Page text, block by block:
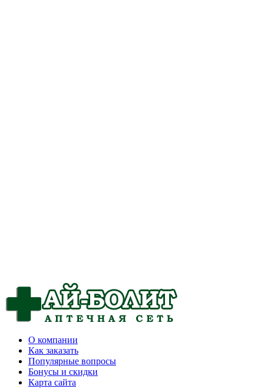
О компании
Как заказать
Популярные вопросы
Бонусы и скидки
Карта сайта